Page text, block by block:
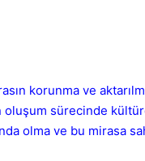
mirasın
sürecinde
olma ve bu mirasa